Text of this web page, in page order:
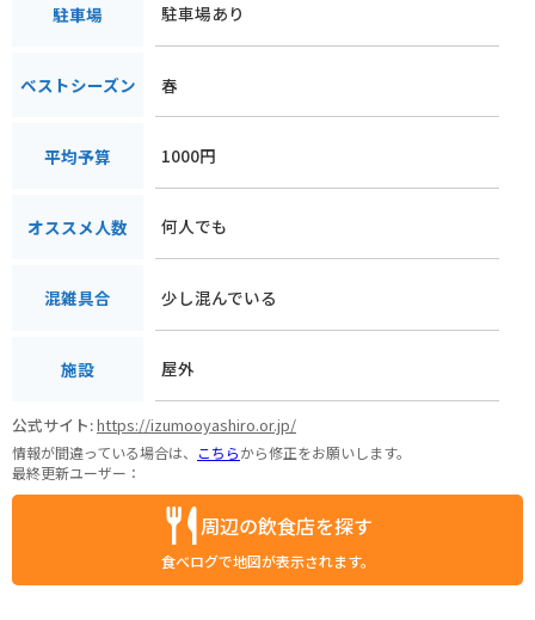
駐車場 駐車場あり
ベストシーズン 春
平均予算 1000円
オススメ人数 何人でも
混雑具合 少し混んでいる
施設 屋外
公式サイト:https://izumooyashiro.or.jp/
情報が間違っている場合は、 こちらから修正をお願いします。
最終更新ユーザー：
周辺の飲食店を探す
食べログで地図が表示されます。